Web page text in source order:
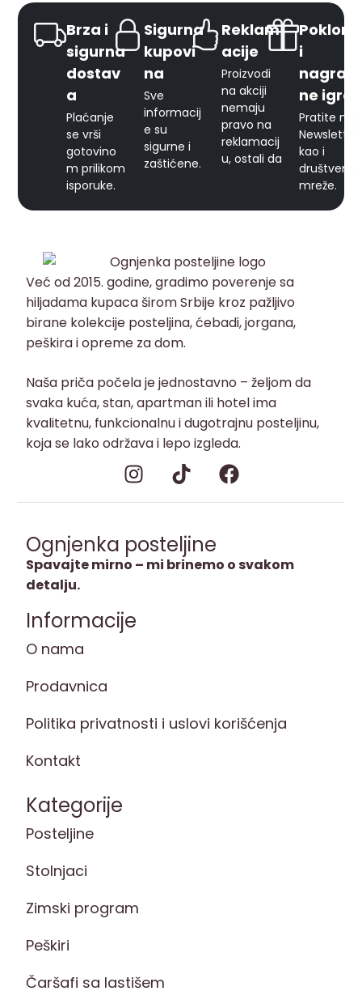
Brza i
sigurna
dostav
a
Plaćanje
se vrši
gotovino
m prilikom
isporuke.
Sigurna
kupovi
na
Sve
informacij
e su
sigurne i
zaštićene.
Reklam
acije
Proizvodi
na akciji
nemaju
pravo na
reklamacij
u, ostali da
Pokloni
i
nagrad
ne igre
Pratite naš
Newsletter
kao i
društvene
mreže.
Već od 2015. godine, gradimo poverenje sa
hiljadama kupaca širom Srbije kroz pažljivo
birane kolekcije posteljina, ćebadi, jorgana,
peškira i opreme za dom.
Naša priča počela je jednostavno – željom da
svaka kuća, stan, apartman ili hotel ima
kvalitetnu, funkcionalnu i dugotrajnu posteljinu,
koja se lako održava i lepo izgleda.
Ognjenka posteljine
Spavajte mirno – mi brinemo o svakom
detalju.
Informacije
O nama
Prodavnica
Politika privatnosti i uslovi korišćenja
Kontakt
Kategorije
Posteljine
Stolnjaci
Zimski program
Peškiri
Čaršafi sa lastišem